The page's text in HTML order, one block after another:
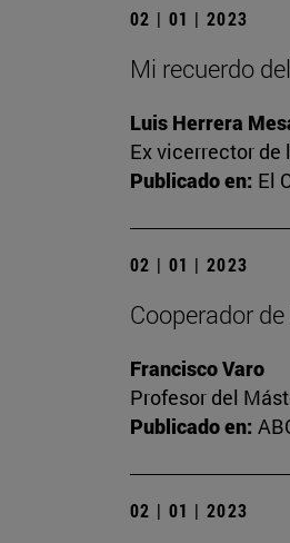
02 | 01 | 2023
Mi recuerdo
Luis Herrera
Ex vicerrector de
Publicado en: El
02 | 01 | 2023
Cooperador
Francisco Varo
Profesor del
Publicado en:
02 | 01 | 2023